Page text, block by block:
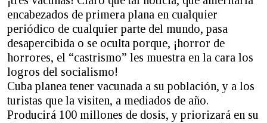
encabezados de primera plana en cualquier
periódico de cualquier parte del mundo, pasa
desapercibida o se oculta porque, ¡horror de
horrores, el “castrismo” les muestra en la cara los
logros del socialismo!
Cuba planea tener vacunada a su población, y a los
turistas que la visiten, a mediados de año.
Producirá 100 millones de dosis, y priorizará en su